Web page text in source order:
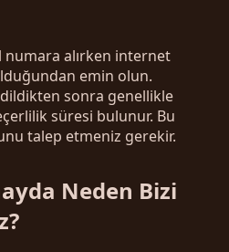
numara alırken internet
emin olun.
sonra genellikle
süresi bulunur. Bu
talep etmeniz gerekir.
Neden Bizi